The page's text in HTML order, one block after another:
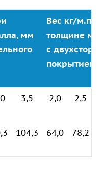
мм
Вес кг/м.п.
толщине
с
покрытием
3,5 2,0 2,5
104,3 64,0 78,2